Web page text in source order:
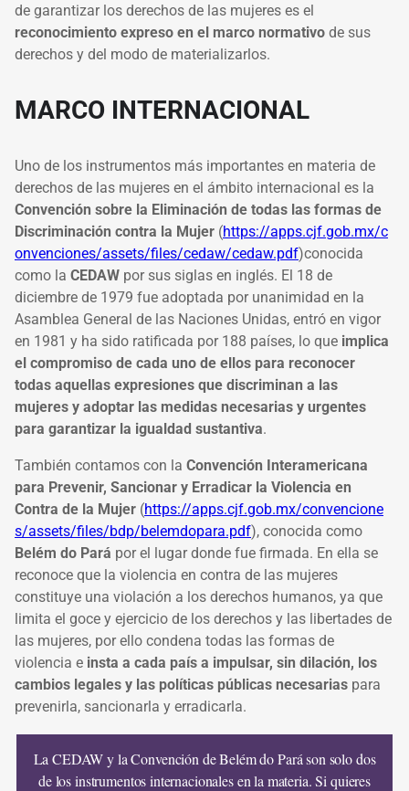
de garantizar los derechos de las mujeres es el
reconocimiento expreso en el marco normativo de sus
derechos y del modo de materializarlos.
MARCO INTERNACIONAL
Uno de los instrumentos más importantes en materia de
derechos de las mujeres en el ámbito internacional es la
Convención sobre la Eliminación de todas las formas de
Discriminación contra la Mujer (https://apps.cjf.gob.mx/c
onvenciones/assets/files/cedaw/cedaw.pdf)conocida
como la CEDAW por sus siglas en inglés. El 18 de
diciembre de 1979 fue adoptada por unanimidad en la
Asamblea General de las Naciones Unidas, entró en vigor
en 1981 y ha sido ratificada por 188 países, lo que implica
el compromiso de cada uno de ellos para reconocer
todas aquellas expresiones que discriminan a las
mujeres y adoptar las medidas necesarias y urgentes
para garantizar la igualdad sustantiva.
También contamos con la Convención Interamericana
para Prevenir, Sancionar y Erradicar la Violencia en
Contra de la Mujer (https://apps.cjf.gob.mx/convencione
s/assets/files/bdp/belemdopara.pdf), conocida como
Belém do Pará por el lugar donde fue firmada. En ella se
reconoce que la violencia en contra de las mujeres
constituye una violación a los derechos humanos, ya que
limita el goce y ejercicio de los derechos y las libertades de
las mujeres, por ello condena todas las formas de
violencia e insta a cada país a impulsar, sin dilación, los
cambios legales y las políticas públicas necesarias para
prevenirla, sancionarla y erradicarla.
La CEDAW y la Convención de Belém do Pará son solo dos
de los instrumentos internacionales en la materia. Si quieres